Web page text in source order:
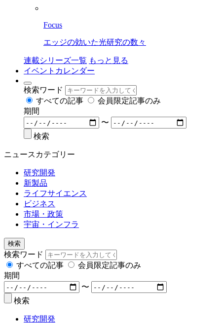
Focus
エッジの効いた光研究の数々
連載シリーズ一覧 もっと見る
イベントカレンダー
検索ワード
すべての記事
会員限定記事のみ
期間
〜
検索
ニュースカテゴリー
研究開発
新製品
ライフサイエンス
ビジネス
市場・政策
宇宙・インフラ
検索
検索ワード
すべての記事
会員限定記事のみ
期間
〜
検索
研究開発